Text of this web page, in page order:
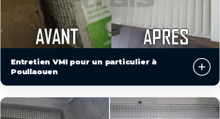
Entretien VMI pour un particulier à
Poullaouen